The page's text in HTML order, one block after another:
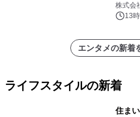
株式会
ンズ13
エンタメの新着
ライフスタイルの新着
住ま